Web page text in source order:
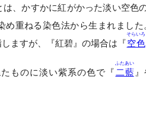
、かすかに紅がかった淡い空色
め重ねる染色法から生まれました
しますが、『紅碧』の場合は『空色
そらいろ
ものに淡い紫系の色で『 二藍
ふたあい